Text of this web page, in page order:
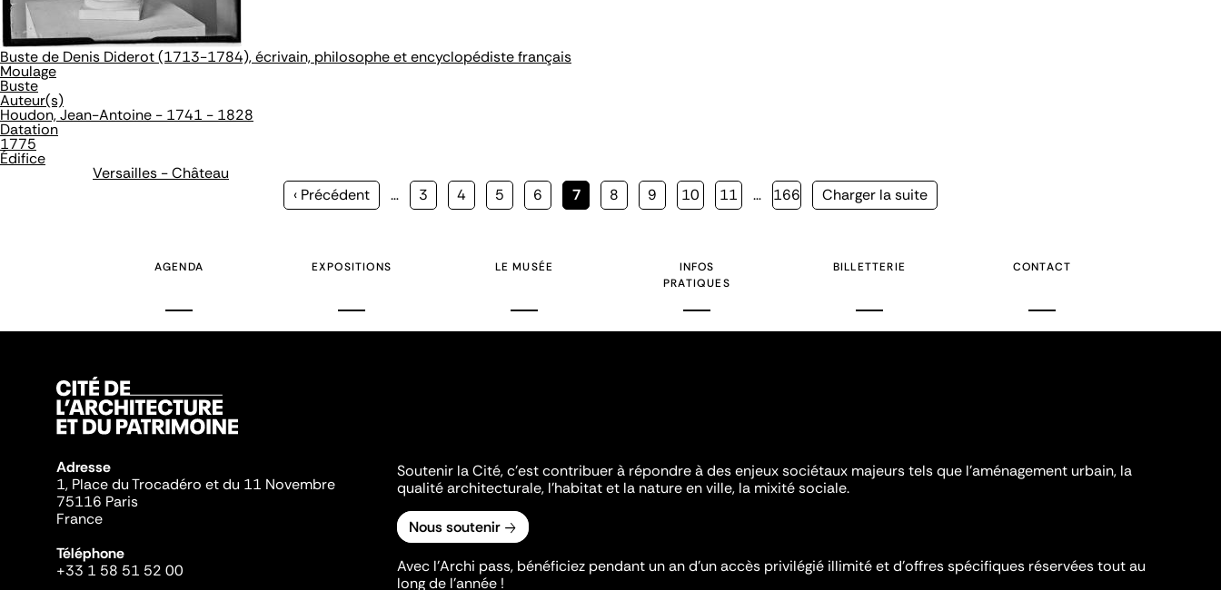
Buste de Denis Diderot (1713-1784), écrivain, philosophe et encyclopédiste français
Moulage
Buste
Auteur(s)
Houdon, Jean-Antoine - 1741 - 1828
Datation
1775
Édifice
Versailles - Château
Page
‹ Précédent … Page
3 Page
4 Page
5 Page
6
Page
7 Page
8 Page
9 Page
10 Page
11 … Page
166
Page
Charger la suite
AGENDA EXPOSITIONS LE MUSÉE
INFOS
PRATIQUES
BILLETTERIE CONTACT
Adresse
1, Place du Trocadéro et du 11 Novembre
75116 Paris
France
Téléphone
+33 1 58 51 52 00
Soutenir la Cité, c'est contribuer à répondre à des enjeux sociétaux majeurs tels que l'aménagement urbain, la
qualité architecturale, l'habitat et la nature en ville, la mixité sociale.
Nous soutenir
Avec l’Archi pass, bénéficiez pendant un an d’un accès privilégié illimité et d’offres spécifiques réservées tout au
long de l’année !